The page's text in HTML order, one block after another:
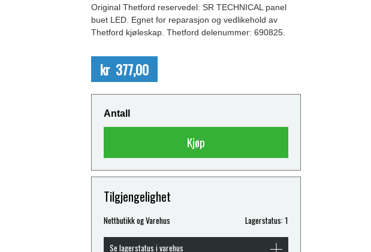
Original Thetford reservedel: SR TECHNICAL panel
buet LED. Egnet for reparasjon og vedlikehold av
Thetford kjøleskap. Thetford delenummer: 690825.
kr 377,00
Antall
Kjøp
Tilgjengelighet
Nettbutikk og Varehus Lagerstatus: 1
Se lagerstatus i varehus